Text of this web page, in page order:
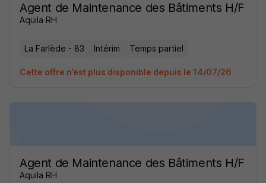
Agent de Maintenance des Bâtiments H/F
Aquila RH
La Farlède - 83 Intérim Temps partiel
Cette offre n’est plus disponible depuis le 14/07/26
Agent de Maintenance des Bâtiments H/F
Aquila RH